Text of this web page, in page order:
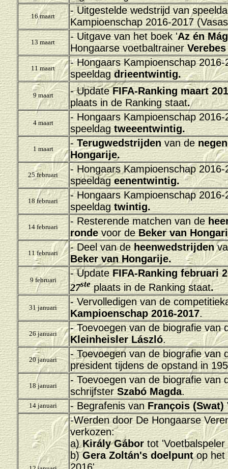
16 maart
- Uitgestelde wedstrijdvan
Kampioenschap 2016-2017
13 maart
- Uitgave van het boek 'Az én
Hongaarse voetbaltrainer
11 maart
-Hongaars Kampioenschap
speeldag drieentwintig.
9 maart - Update FIFA-Ranking maart
plaats in de Ranking staat.
4 maart
-Hongaars Kampioenschap
speeldagtweeentwintig.
1 maart
-Terugwedstrijden van de
Hongarije.
25 februari
- Hongaars Kampioenschap
speeldageenentwintig.
18 februari
-Hongaars Kampioenschap
speeldagtwintig.
14 februari
- Resterende matchen van deh
rondevoor de Beker van
11 februari
- Deel van deheenwedstrijden
Beker van Hongarije.
9 februari
- Update FIFA-Ranking februari
27steplaats in de Ranking staat.
31 januari
- Vervolledigen van de
Kampioenschap 2016-2017.
26 januari
- Toevoegen van de biografie van
Kleinheisler László.
20 januari
- Toevoegen van de biografie van
president tijdens de opstand in
18 januari
- Toevoegen van de biografie van
schrijfsterSzabó Magda.
14 januari - Begrafenis vanFrançois (Swat)
-Werden door De Hongaarse
verkozen:
a)Király Gábortot 'Voetbalspeler
b)Gera Zoltán's doelpuntop het